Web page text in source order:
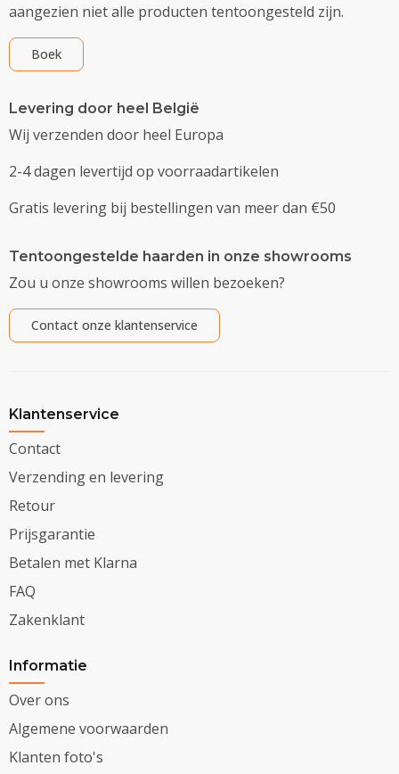
aangezien niet alle producten tentoongesteld zijn.
Boek
Levering door heel België
Wij verzenden door heel Europa
2-4 dagen levertijd op voorraadartikelen
Gratis levering bij bestellingen van meer dan €50
Tentoongestelde haarden in onze showrooms
Zou u onze showrooms willen bezoeken?
Contact onze klantenservice
Klantenservice
Contact
Verzending en levering
Retour
Prijsgarantie
Betalen met Klarna
FAQ
Zakenklant
Informatie
Over ons
Algemene voorwaarden
Klanten foto's